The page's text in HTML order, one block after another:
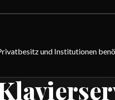
und Institutionen